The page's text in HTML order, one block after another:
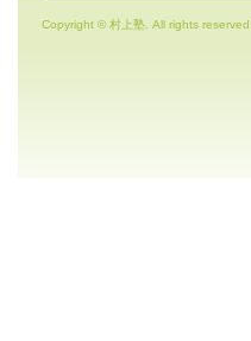
Copyright © 村上塾. All rights reserved.